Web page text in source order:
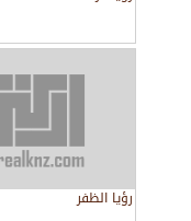
رؤيا الظفر